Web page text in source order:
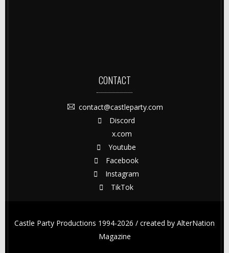
CONTACT
contact@castleparty.com
Discord
x.com
Youtube
Facebook
Instagram
TikTok
Castle Party Productions 1994-2026 / created by AlterNation
Magazine